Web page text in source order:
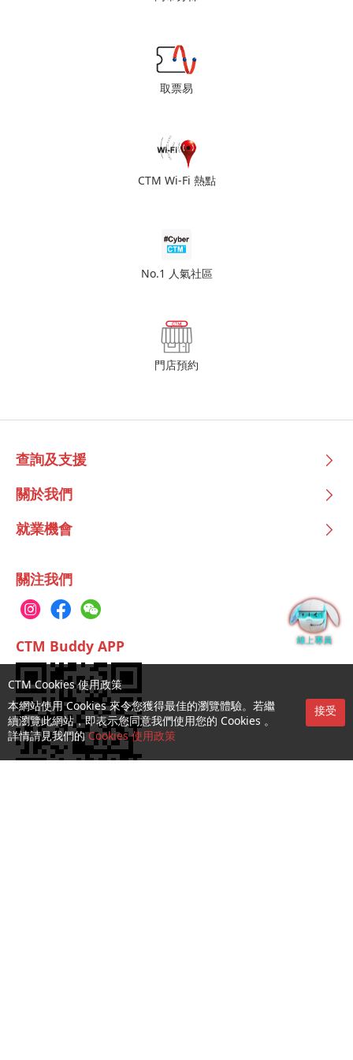
取票易
CTM Wi-Fi 熱點
No.1 人氣社區
門店預約
查詢及支援
關於我們
就業機會
關注我們
CTM Buddy APP
CTM Cookies 使用政策
本網站使用 Cookies 來令您獲得最佳的瀏覽體驗。若繼
續瀏覽此網站，即表示您同意我們使用您的 Cookies 。
詳情請見我們的 Cookies 使用政策
接受